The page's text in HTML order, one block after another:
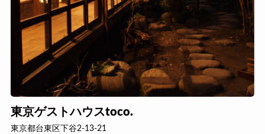
東京ゲストハウスtoco.
東京都台東区下谷2-13-21